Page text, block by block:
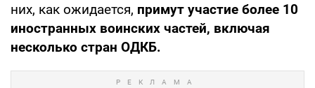
них, как ожидается, примут участие более 10
иностранных воинских частей, включая
несколько стран ОДКБ.